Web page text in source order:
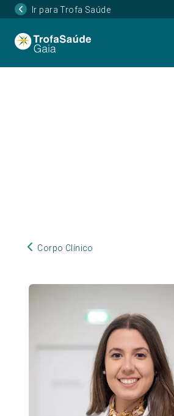
Ir para Trofa Saúde
Corpo Clínico